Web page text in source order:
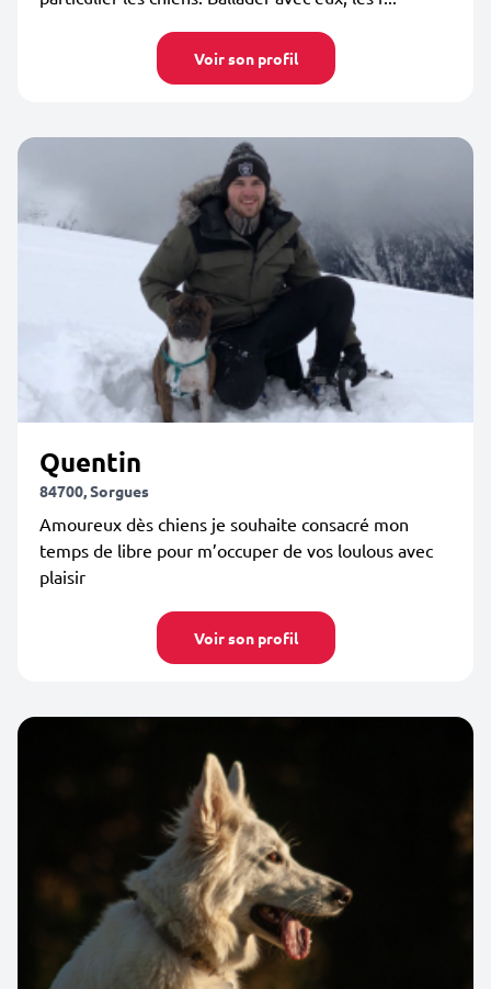
Voir son profil
Quentin
84700, Sorgues
Amoureux dès chiens je souhaite consacré mon
temps de libre pour m’occuper de vos loulous avec
plaisir
Voir son profil